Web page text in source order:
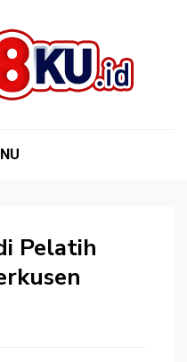
Pelatih